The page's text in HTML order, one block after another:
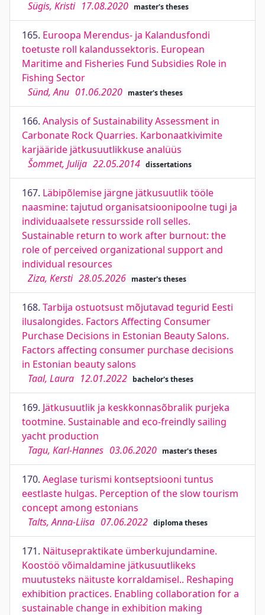
Sügis, Kristi 17.08.2020 master's theses
165. Euroopa Merendus- ja Kalandusfondi
toetuste roll kalandussektoris. European
Maritime and Fisheries Fund Subsidies Role in
Fishing Sector
Sünd, Anu 01.06.2020 master's theses
166. Analysis of Sustainability Assessment in
Carbonate Rock Quarries. Karbonaatkivimite
karjääride jätkusuutlikkuse analüüs
Šommet, Julija 22.05.2014 dissertations
167. Läbipõlemise järgne jätkusuutlik tööle
naasmine: tajutud organisatsioonipoolne tugi ja
individuaalsete ressursside roll selles.
Sustainable return to work after burnout: the
role of perceived organizational support and
individual resources
Ziza, Kersti 28.05.2026 master's theses
168. Tarbija ostuotsust mõjutavad tegurid Eesti
ilusalongides. Factors Affecting Consumer
Purchase Decisions in Estonian Beauty Salons.
Factors affecting consumer purchase decisions
in Estonian beauty salons
Taal, Laura 12.01.2022 bachelor's theses
169. Jätkusuutlik ja keskkonnasõbralik purjeka
tootmine. Sustainable and eco-freindly sailing
yacht production
Tagu, Karl-Hannes 03.06.2020 master's theses
170. Aeglase turismi kontseptsiooni tuntus
eestlaste hulgas. Perception of the slow tourism
concept among estonians
Talts, Anna-Liisa 07.06.2022 diploma theses
171. Näitusepraktikate ümberkujundamine.
Koostöö võimaldamine jätkusuutlikeks
muutusteks näituste korraldamisel.. Reshaping
exhibition practices. Enabling collaboration for a
sustainable change in exhibition making